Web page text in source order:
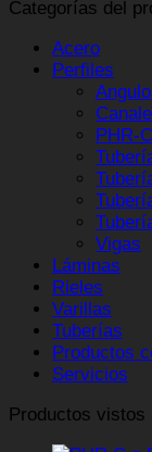
Categorías del
Acero
Perfiles
PHR-
Vigas
Láminas
Rieles
Varillas
Tuberías
Productos
Servicios
Productos vistos